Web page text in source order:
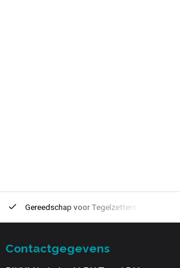
Gereedschap voorTegelzetters
Contactgegevens